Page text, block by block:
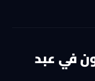
في عبد